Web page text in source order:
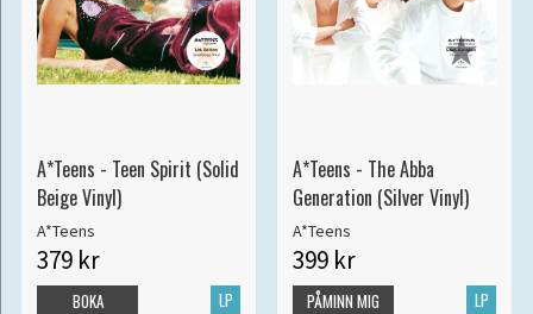
A*Teens - Teen Spirit (Solid
Beige Vinyl)
A*Teens
379 kr
LP
BOKA
A*Teens - The Abba
Generation (Silver Vinyl)
A*Teens
399 kr
LP
PÅMINN MIG